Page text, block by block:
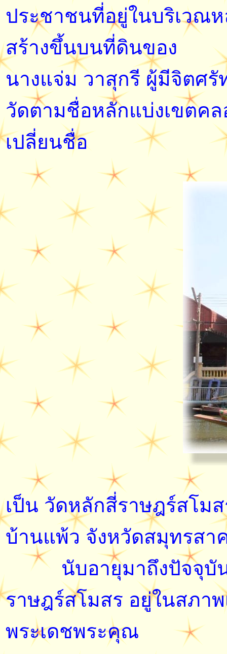
ประชาชนที่อยู่ในบริเวณ
สร้างขึ้นบนที่ดินของ
นางแจ่ม วาสุกรี ผู้มีจิตศ
วัดตามชื่อหลักแบ่งเขตค
เปลี่ยนชื่อ
เป็น วัดหลักสี่ราษฎร์สโม
บ้านแพ้ว จังหวัดสมุทรสา
นับอายุมาถึงปัจจุบันก็
ราษฎร์สโมสร อยู่ในสภา
พระเดชพระคุณ